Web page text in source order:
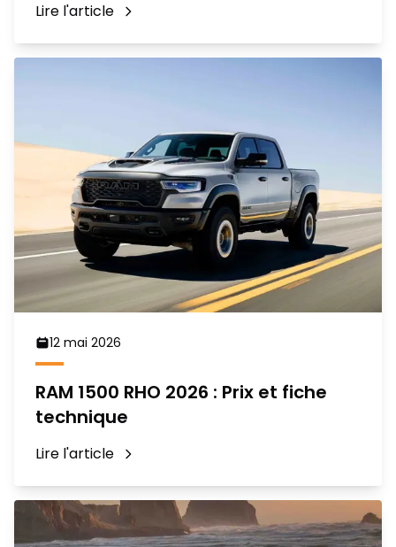
Lire l'article
12 mai 2026
RAM 1500 RHO 2026 : Prix et fiche
technique
Lire l'article